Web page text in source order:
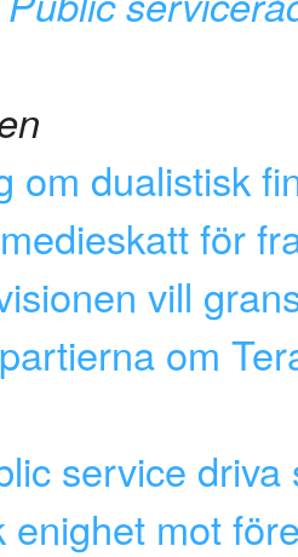
om dualistisk
för
vill
om
service
enighet mot